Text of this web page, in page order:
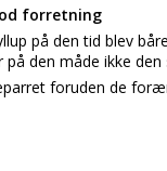
forretning
på den tid blev
den måde ikke
foruden de